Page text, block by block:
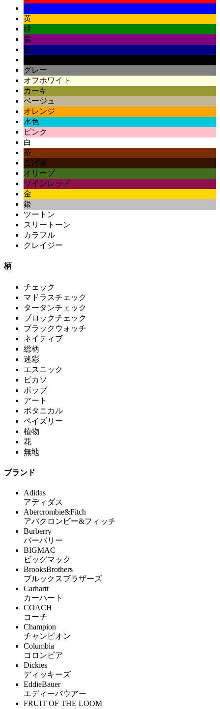
青
黄
緑
紫
紺
グレー
オフホワイト
カーキ
ベージュ
オレンジ
水色
ピンク
白
茶
こげ茶
オリーブ
ワインレッド
金
銀
ツートン
スリートーン
カラフル
クレイジー
柄
チェック
マドラスチェック
タータンチェック
ブロックチェック
ブラックウォッチ
ネイティブ
総柄
迷彩
エスニック
ピカソ
ポップ
アート
ボタニカル
ペイズリー
植物
花
無地
ブランド
Adidas
アディダス
Abercrombie&Fitch
アバクロンビー&フィッチ
Burberry
バーバリー
BIGMAC
ビッグマック
BrooksBrothers
ブルックスブラザーズ
Carhartt
カーハート
COACH
コーチ
Champion
チャンピオン
Columbia
コロンビア
Dickies
ディッキーズ
EddieBauer
エディーバウアー
FRUIT OF THE LOOM